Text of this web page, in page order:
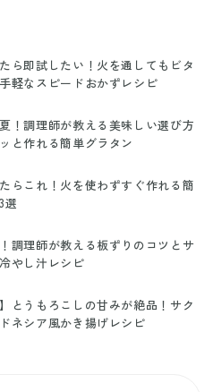
ら即試したい！火を通してもビタ
軽なスピードおかずレシピ
！調理師が教える美味しい選び方
と作れる簡単グラタン
らこれ！火を使わずすぐ作れる簡
選
調理師が教える板ずりのコツとサ
やし汁レシピ
とうもろこしの甘みが絶品！サク
ネシア風かき揚げレシピ